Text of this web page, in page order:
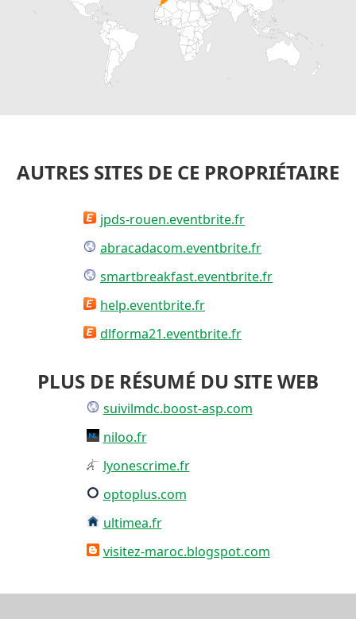
AUTRES SITES DE CE PROPRIÉTAIRE
jpds-rouen.eventbrite.fr
abracadacom.eventbrite.fr
smartbreakfast.eventbrite.fr
help.eventbrite.fr
dlforma21.eventbrite.fr
PLUS DE RÉSUMÉ DU SITE WEB
suivilmdc.boost-asp.com
niloo.fr
lyonescrime.fr
optoplus.com
ultimea.fr
visitez-maroc.blogspot.com